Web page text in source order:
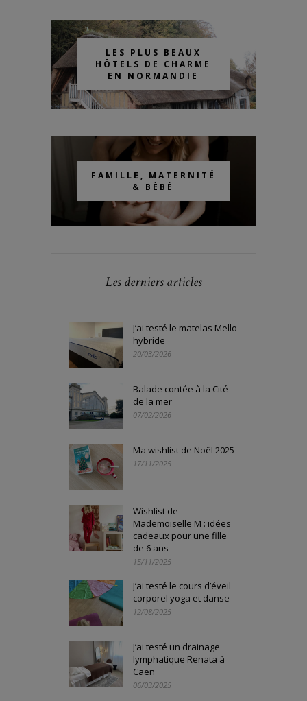
LES PLUS BEAUX
HÔTELS DE CHARME
EN NORMANDIE
FAMILLE, MATERNITÉ
& BÉBÉ
Les derniers articles
J’ai testé le matelas Mello
hybride
20/03/2026
Balade contée à la Cité
de la mer
07/02/2026
Ma wishlist de Noël 2025
17/11/2025
Wishlist de
Mademoiselle M : idées
cadeaux pour une fille
de 6 ans
15/11/2025
J’ai testé le cours d’éveil
corporel yoga et danse
12/08/2025
J’ai testé un drainage
lymphatique Renata à
Caen
06/03/2025